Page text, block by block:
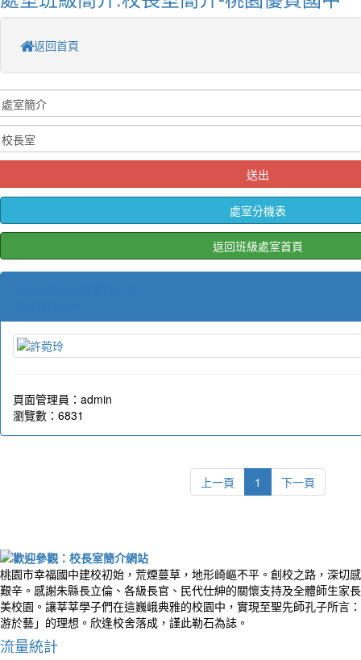
返回首頁
送出
處室分機表
返回班級處室首頁
頁面管理員：admin
瀏覽數：6831
上一頁 1 下一頁
桃園市幸福國中建校初始，荒煙蔓草，地形崎嶇不平。創校之路，深切
艱辛。感謝朱縣長立倫、各級長官、民代仕紳的關懷支持及全體師生家
美校園。讓莘莘學子們在這巍峨典雅的校園中，實現至聖先師孔子所言
游於藝」的理想。欣逢校舍落成，謹此勒石為誌。
流量統計